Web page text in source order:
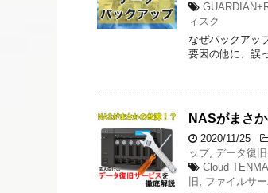
ィスク
なぜバックアッ
要因の他に、誤
NASがまさ
2020/11/25
ップ, データ復旧
Cloud TENMA
旧 , ファイルサ